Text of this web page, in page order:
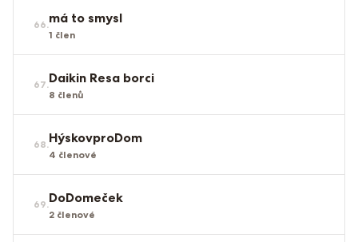
66.má to smysl
1 člen
67.Daikin Resa borci
8 členů
68.HýskovproDom
4 členové
69.DoDomeček
2 členové